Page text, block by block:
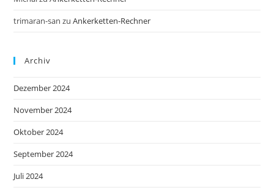
trimaran-san zuAnkerketten-Rechner
Archiv
Dezember 2024
November 2024
Oktober 2024
September 2024
Juli 2024